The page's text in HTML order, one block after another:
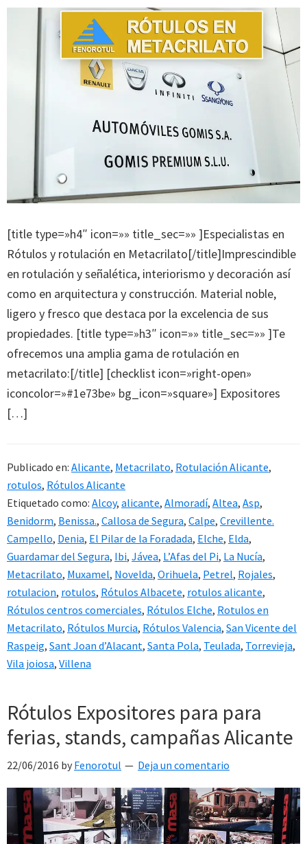
[title type=»h4″ icon=»» title_sec=»» ]Especialistas en
Rótulos y rotulación en Metacrilato[/title]Imprescindible
en rotulación y señalética, interiorismo y decoración así
como en arquitectura y construcción. Material noble,
ligero y fresco que destaca por la excelencia de sus
propiedades. [title type=»h3″ icon=»» title_sec=»» ]Te
ofrecemos una amplia gama de rotulación en
metacrilato:[/title] [checklist icon=»right-open»
iconcolor=»#1e73be» bg_icon=»square»] Expositores
[…]
Publicado en: Alicante, Metacrilato, Rotulación Alicante,
rotulos, Rótulos Alicante
Etiquetado como: Alcoy, alicante, Almoradí, Altea, Asp,
Benidorm, Benissa., Callosa de Segura, Calpe, Crevillente.
Campello, Denia, El Pilar de la Foradada, Elche, Elda,
Guardamar del Segura, Ibi, Jávea, L’Afas del Pi, La Nucía,
Metacrilato, Muxamel, Novelda, Orihuela, Petrel, Rojales,
rotulacion, rotulos, Rótulos Albacete, rotulos alicante,
Rótulos centros comerciales, Rótulos Elche, Rotulos en
Metacrilato, Rótulos Murcia, Rótulos Valencia, San Vicente del
Raspeig, Sant Joan d’Alacant, Santa Pola, Teulada, Torrevieja,
Vila joiosa, Villena
Rótulos Expositores para para
ferias, stands, campañas Alicante
22/06/2016 by Fenorotul Deja un comentario